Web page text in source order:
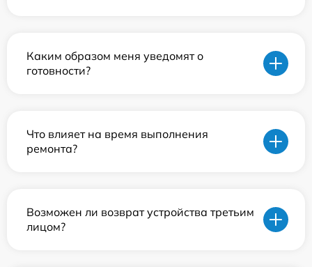
Каким образом меня уведомят о
готовности?
Что влияет на время выполнения
ремонта?
Возможен ли возврат устройства третьим
лицом?